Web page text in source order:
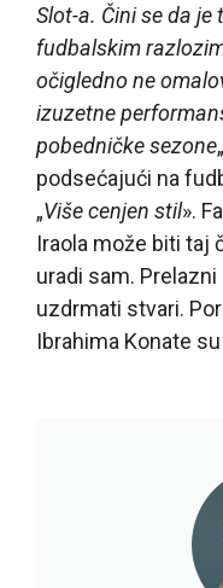
Slot-a. Čini se da
fudbalskim
očigledno ne
izuzetne
pobedničke sezone
podsećajući na
„Više cenjen stil».
Iraola može biti taj
uradi sam.
uzdrmati stvari.
Ibrahima Konate